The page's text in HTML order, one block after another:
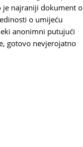
je najraniji dokument o
o umijeću
anonimni putujući
gotovo nevjerojatno